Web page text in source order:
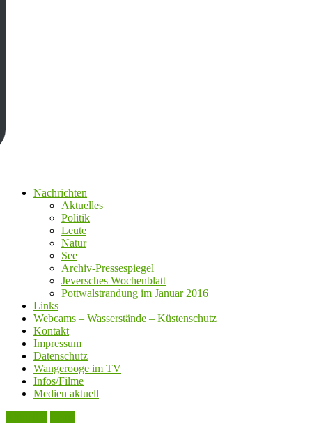
Nachrichten
Aktuelles
Politik
Leute
Natur
See
Archiv-Pressespiegel
Jeversches Wochenblatt
Pottwalstrandung im Januar 2016
Links
Webcams – Wasserstände – Küstenschutz
Kontakt
Impressum
Datenschutz
Wangerooge im TV
Infos/Filme
Medien aktuell